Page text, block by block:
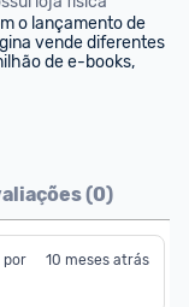
o lançamento de
vende diferentes
de e-books,
(0)
por
10 meses atrás